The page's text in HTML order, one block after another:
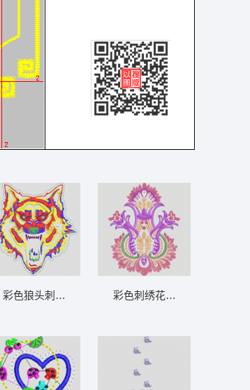
工艺版精品图
彩色狼头刺绣图案 狼头_复杂图案类彩色刺绣花纹图案 富贵花